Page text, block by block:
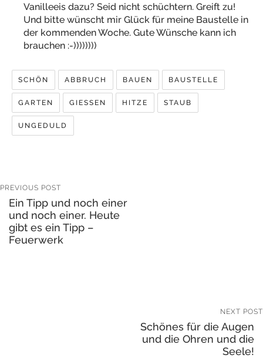
Vanilleeis dazu? Seid nicht schüchtern. Greift zu!
Und bitte wünscht mir Glück für meine Baustelle in
der kommenden Woche. Gute Wünsche kann ich
brauchen :-))))))))
SCHÖN ABBRUCH BAUEN BAUSTELLE
GARTEN GIESSEN HITZE STAUB
UNGEDULD
PREVIOUS POST
Ein Tipp und noch einer
und noch einer. Heute
gibt es ein Tipp –
Feuerwerk
NEXT POST
Schönes für die Augen
und die Ohren und die
Seele!